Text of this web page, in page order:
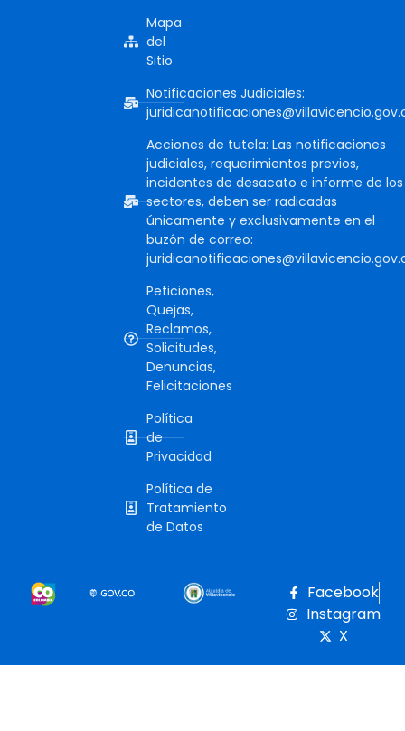
Mapa
del
Sitio
Notificaciones Judiciales:
Acciones de tutela: Las notificaciones
judiciales, requerimientos previos,
incidentes de desacato e informe de los
sectores, deben ser radicadas
únicamente y exclusivamente en el
buzón de correo:
Peticiones,
Quejas,
Reclamos,
Solicitudes,
Denuncias,
Felicitaciones
Política
de
Privacidad
Política de
Tratamiento
de Datos
Facebook
Instagram
X